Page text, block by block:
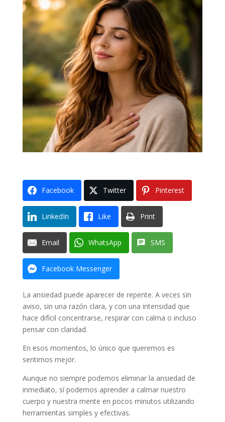
Facebook Twitter Pinterest
LinkedIn Like Print
Email WhatsApp SMS
Facebook Messenger
La ansiedad puede aparecer de repente. A veces sin
aviso, sin una razón clara, y con una intensidad que
hace difícil concentrarse, respirar con calma o incluso
pensar con claridad.
En esos momentos, lo único que queremos es
sentirnos mejor.
Aunque no siempre podemos eliminar la ansiedad de
inmediato, sí podemos aprender a calmar nuestro
cuerpo y nuestra mente en pocos minutos utilizando
herramientas simples y efectivas.